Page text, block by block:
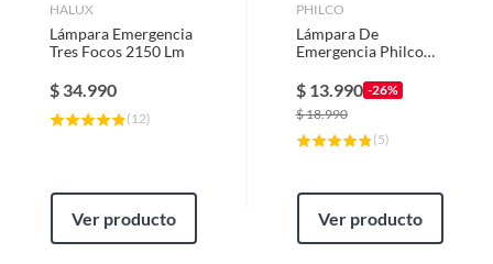
HALUX
Lámpara Emergencia
Tres Focos 2150 Lm
$ 34.990
( 12)
Ver producto
PHILCO
Lámpara De
Emergencia Philco
Blanco
$ 13.990 -26%
$18.990
(5)
Ver producto